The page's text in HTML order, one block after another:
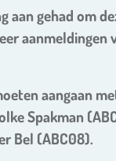
aan gehad om
aanmeldingen
aangaan
Spakman
Bel (ABC08).